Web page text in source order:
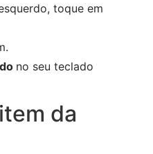
toque em
no seu teclado
da